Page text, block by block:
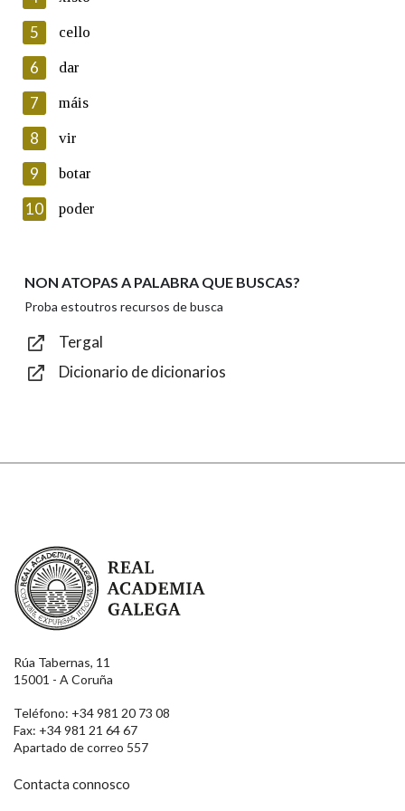
Lin e acepto as condicións da política de
Introduce o código que aparece na imaxe:
Texto de verificación
Enviar
5 cello
6 dar
7 máis
8 vir
9 botar
10 poder
NON ATOPAS A PALABRA QUE BUSCAS?
Proba estoutros recursos de busca
Tergal
Dicionario de dicionarios
Real Academia Galega
Rúa Tabernas, 11
15001 - A Coruña
Teléfono: +34 981 20 73 08
Fax: +34 981 21 64 67
Apartado de correo 557
Contacta connosco